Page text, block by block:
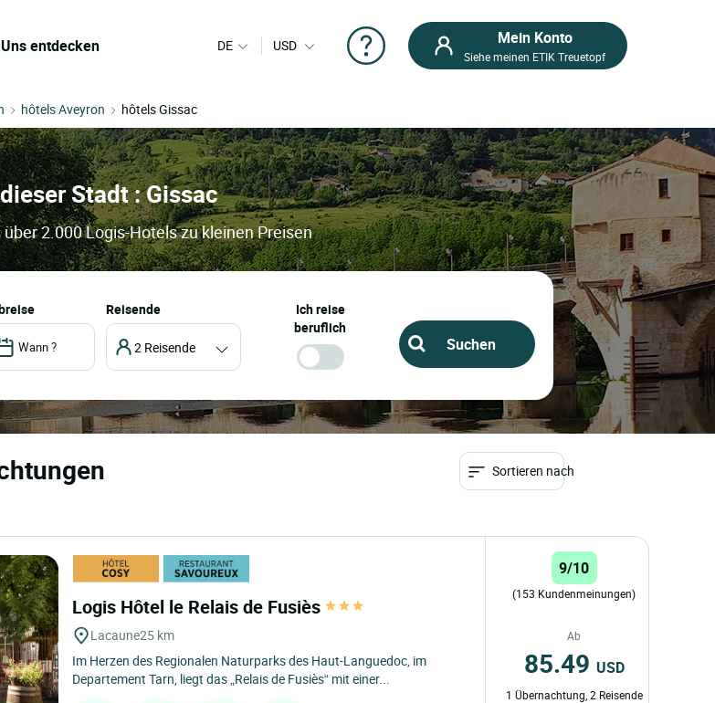
Uns entdecken DE USD Mein Konto
Siehe meinen ETIK Treuetopf
hôtels Aveyron hôtels Gissac
Stadt : Gissac
2.000 Logis-Hotels zu kleinen Preisen
Reisende
2 Reisende
Ich reise
beruflich
Sortieren nach
Logis Hôtel le Relais de Fusiès
Lacaune25 km
Im Herzen des Regionalen Naturparks des Haut-Languedoc, im
Departement Tarn, liegt das „Relais de Fusiès“ mit einer...
9/10
(153 Kundenmeinungen)
Ab
85.49 USD
1 Übernachtung, 2 Reisende